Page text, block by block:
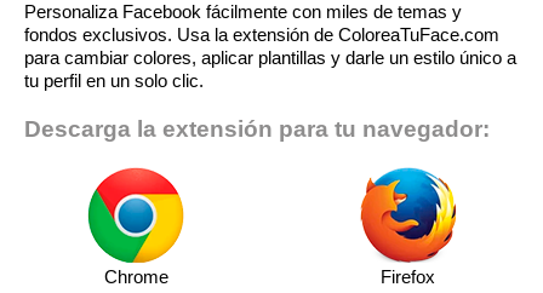
Personaliza Facebook fácilmente con miles de temas y
fondos exclusivos. Usa la extensión de ColoreaTuFace.com
para cambiar colores, aplicar plantillas y darle un estilo único a
tu perfil en un solo clic.
Descarga la extensión para tu navegador:
Chrome Firefox